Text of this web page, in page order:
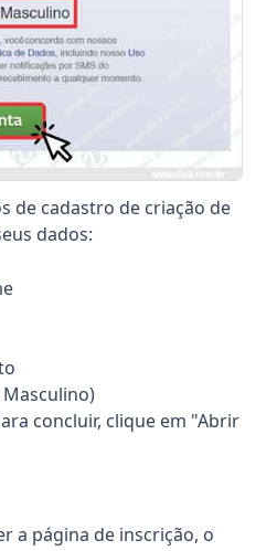
de cadastro de criação de
dados:
concluir, clique em "Abrir
a página de inscrição, o